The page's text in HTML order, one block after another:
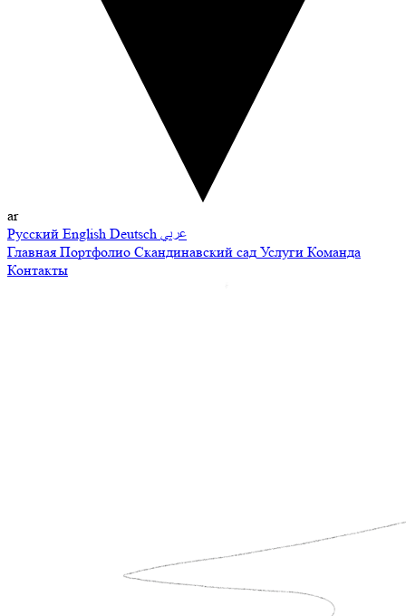
ar
Русский English Deutsch عربي
Главная Портфолио Скандинавский сад Услуги Команда
Контакты